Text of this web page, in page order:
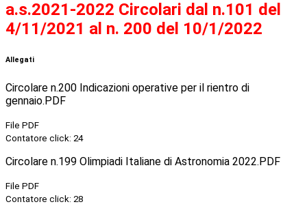
a.s.2021-2022 Circolari dal n.101 del
4/11/2021 al n. 200 del 10/1/2022
Allegati
Circolare n.200 Indicazioni operative per il rientro di
gennaio.PDF
File PDF
Contatore click: 24
Circolare n.199 Olimpiadi Italiane di Astronomia 2022.PDF
File PDF
Contatore click: 28